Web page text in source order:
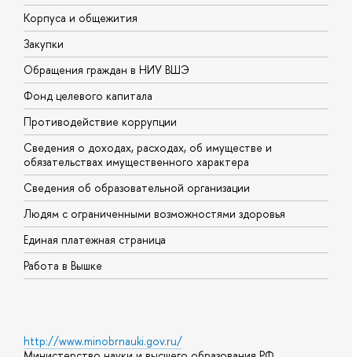
Корпуса и общежития
Закупки
Обращения граждан в НИУ ВШЭ
Фонд целевого капитала
Противодействие коррупции
Сведения о доходах, расходах, об имуществе и
обязательствах имущественного характера
Сведения об образовательной организации
Людям с ограниченными возможностями здоровья
Единая платежная страница
Работа в Вышке
http://www.minobrnauki.gov.ru/